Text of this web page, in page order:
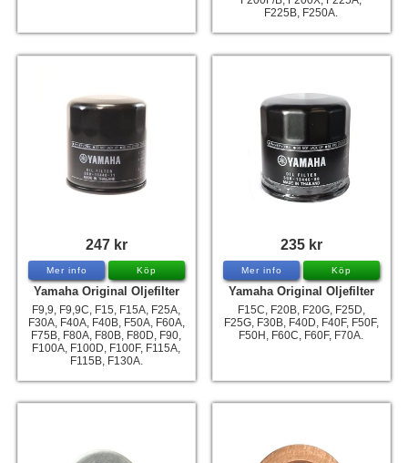
F225B, F250A.
247 kr
Mer info Köp
Yamaha Original Oljefilter
F9,9, F9,9C, F15, F15A, F25A,
F30A, F40A, F40B, F50A, F60A,
F75B, F80A, F80B, F80D, F90,
F100A, F100D, F100F, F115A,
F115B, F130A.
235 kr
Mer info Köp
Yamaha Original Oljefilter
F15C, F20B, F20G, F25D,
F25G, F30B, F40D, F40F, F50F,
F50H, F60C, F60F, F70A.